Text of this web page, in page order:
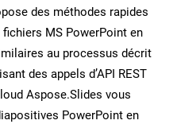
des méthodes rapides
MS PowerPoint en
au processus décrit
des appels d’API REST
Aspose.Slides vous
PowerPoint en